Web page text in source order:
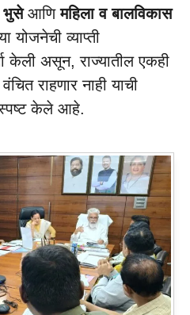
भुसेआणिमहिला व बालविकास
योजनेची व्याप्ती
केली असून, राज्यातील एकही
राहणार नाही याची
केले आहे.